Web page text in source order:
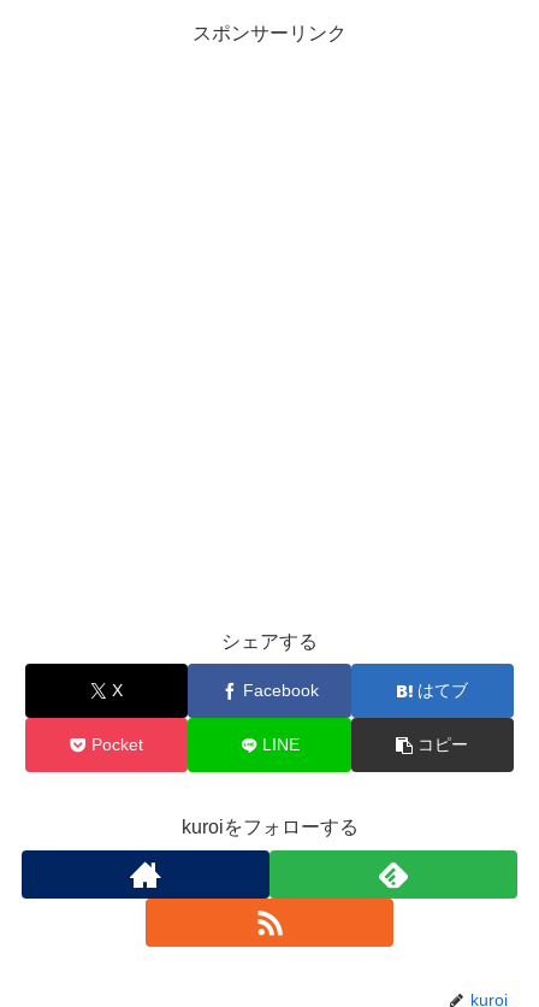
スポンサーリンク
シェアする
X Facebook はてブ
Pocket LINE コピー
kuroiをフォローする
kuroi